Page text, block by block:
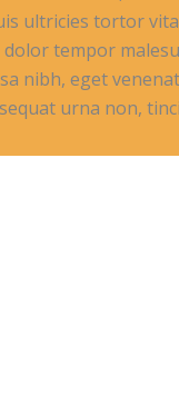
ultricies tortor
tempor
nibh, eget
urna non,